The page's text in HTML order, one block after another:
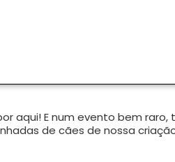
aqui! E num evento bem
de cães de nossa